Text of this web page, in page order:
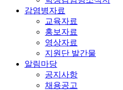
감염병자료
교육자료
홍보자료
영상자료
지원단 발간물
알림마당
공지사항
채용공고